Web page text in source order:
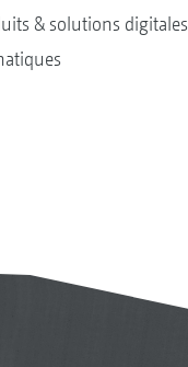
& solutions digitales